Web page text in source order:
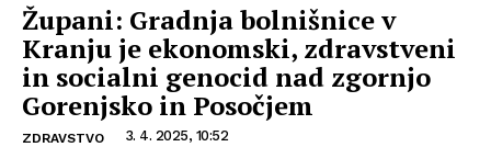
Župani: Gradnja bolnišnice v
Kranju je ekonomski, zdravstveni
in socialni genocid nad zgornjo
Gorenjsko in Posočjem
ZDRAVSTVO 3. 4. 2025, 10:52